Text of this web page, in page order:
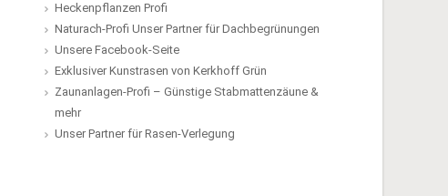
Heckenpflanzen Profi
Naturach-Profi Unser Partner für Dachbegrünungen
Unsere Facebook-Seite
Exklusiver Kunstrasen von Kerkhoff Grün
Zaunanlagen-Profi – Günstige Stabmattenzäune &
mehr
Unser Partner für Rasen-Verlegung